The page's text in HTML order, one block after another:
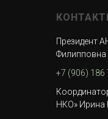
Президент
Филипповна
+7 (906) 186
НКО» Ирина